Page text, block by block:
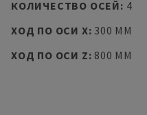
КОЛИЧЕСТВО ОСЕЙ: 4
ХОД ПО ОСИ X: 300 MM
ХОД ПО ОСИ Z: 800 MM